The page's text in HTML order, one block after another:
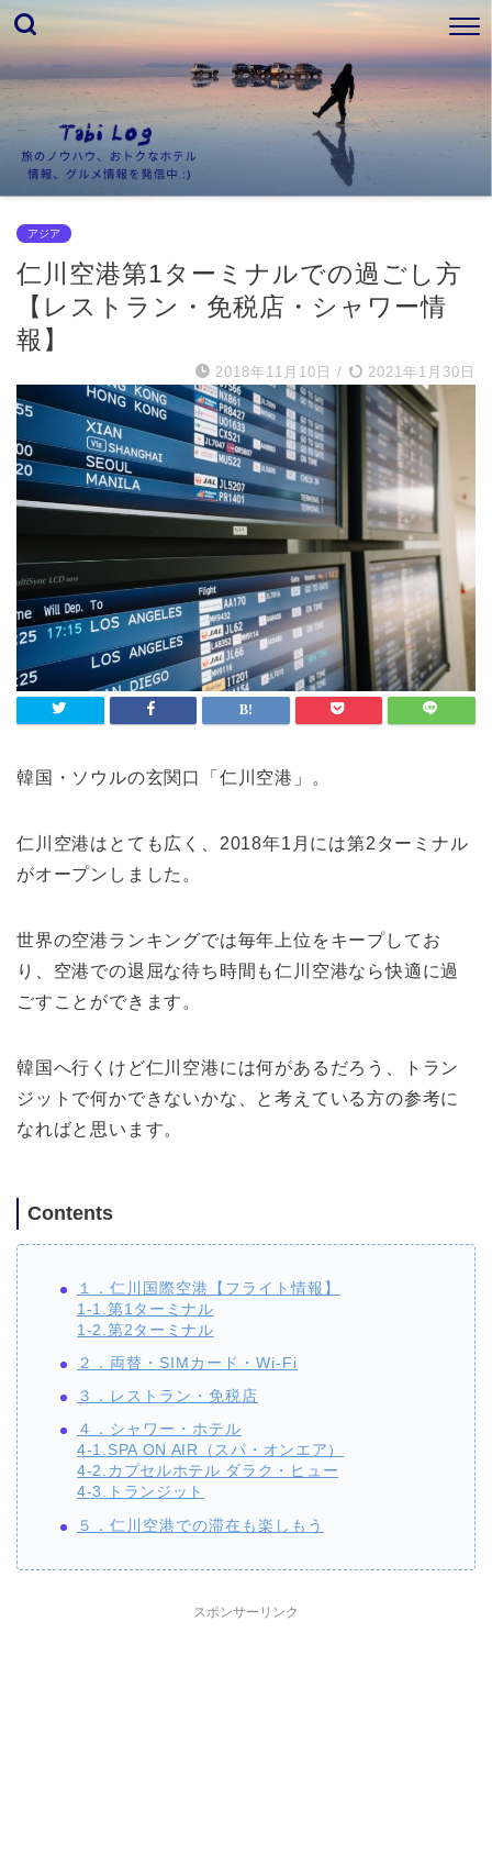
アジア
仁川空港第1ターミナルでの過ごし方
【レストラン・免税店・シャワー情
報】
2018年11月10日 / 2021年1月30日
韓国・ソウルの玄関口「仁川空港」。
仁川空港はとても広く、2018年1月には第2ターミナル
がオープンしました。
世界の空港ランキングでは毎年上位をキープしてお
り、空港での退屈な待ち時間も仁川空港なら快適に過
ごすことができます。
韓国へ行くけど仁川空港には何があるだろう、トラン
ジットで何かできないかな、と考えている方の参考に
なればと思います。
Contents
１．仁川国際空港【フライト情報】
1-1.第1ターミナル
1-2.第2ターミナル
２．両替・SIMカード・Wi-Fi
３．レストラン・免税店
４．シャワー・ホテル
4-1.SPA ON AIR（スパ・オンエア）
4-2.カプセルホテル ダラク・ヒュー
4-3.トランジット
５．仁川空港での滞在も楽しもう
スポンサーリンク